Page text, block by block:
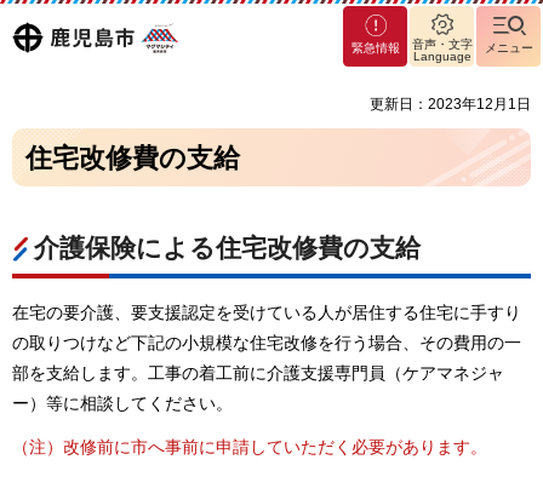
鹿児島
マグ
マシ
緊急情報
音声・文字
Language
メニュー
更新日：2023年12月1日
住宅改修費の支給
介護保険による住宅改修費の支給
在宅の要介護、要支援認定を受けている人が居住する住宅に手すり
の取りつけなど下記の小規模な住宅改修を行う場合、その費用の一
部を支給します。工事の着工前に介護支援専門員（ケアマネジャ
ー）等に相談してください。
（注）改修前に市へ事前に申請していただく必要があります。